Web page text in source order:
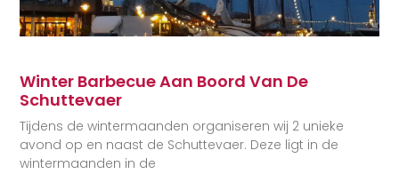
Winter Barbecue Aan Boord Van De
Schuttevaer
Tijdens de wintermaanden organiseren wij 2 unieke
avond op en naast de Schuttevaer. Deze ligt in de
wintermaanden in de